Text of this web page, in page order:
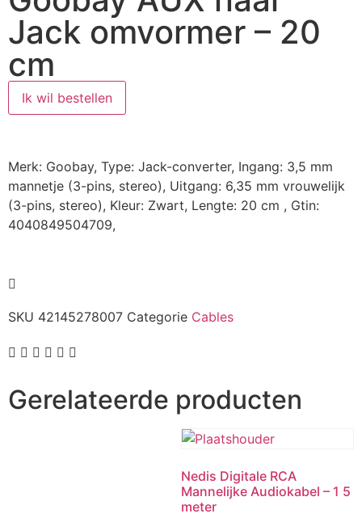
Jack omvormer – 20
cm
Ik wil bestellen
Merk: Goobay, Type: Jack-converter, Ingang: 3,5 mm
mannetje (3-pins, stereo), Uitgang: 6,35 mm vrouwelijk
(3-pins, stereo), Kleur: Zwart, Lengte: 20 cm , Gtin:
4040849504709,
SKU 42145278007 Categorie Cables
Gerelateerde producten
Nedis Digitale RCA
Mannelijke Audiokabel – 1 5
meter